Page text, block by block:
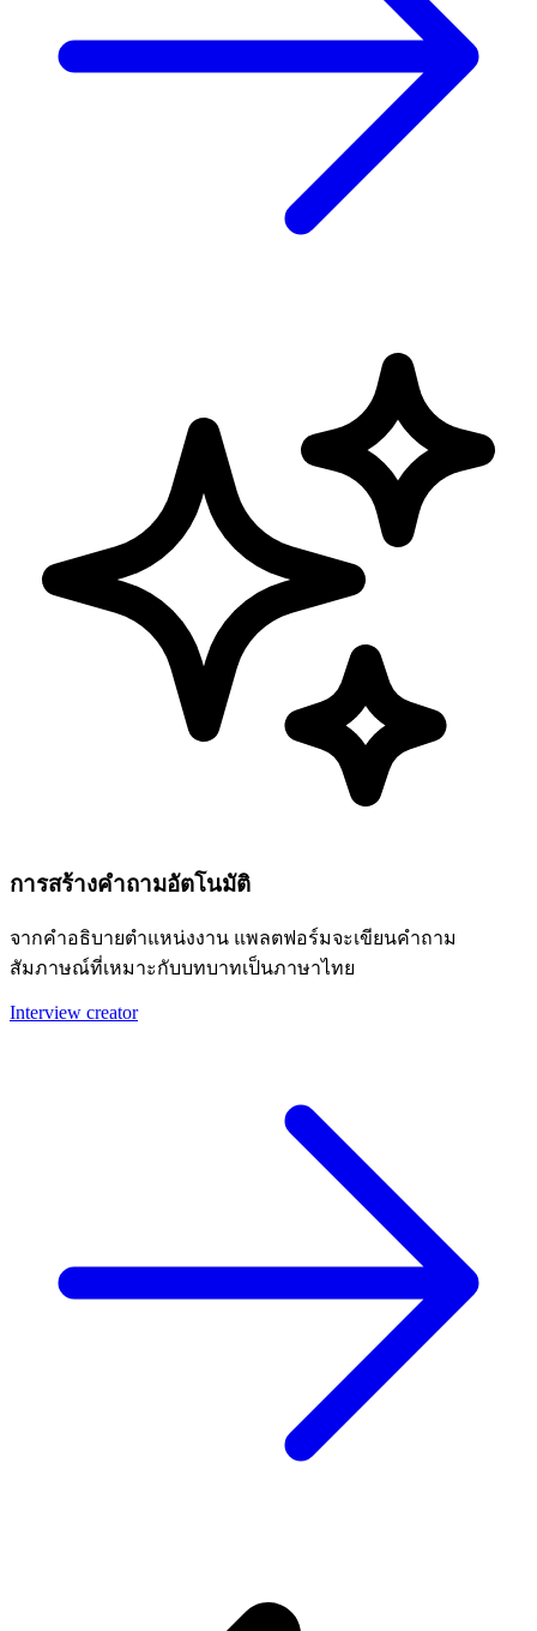
การสร้างคำถามอัตโนมัติ
จากคำอธิบายตำแหน่งงาน แพลตฟอร์มจะเขียนคำถาม
สัมภาษณ์ที่เหมาะกับบทบาทเป็นภาษาไทย
Interview creator